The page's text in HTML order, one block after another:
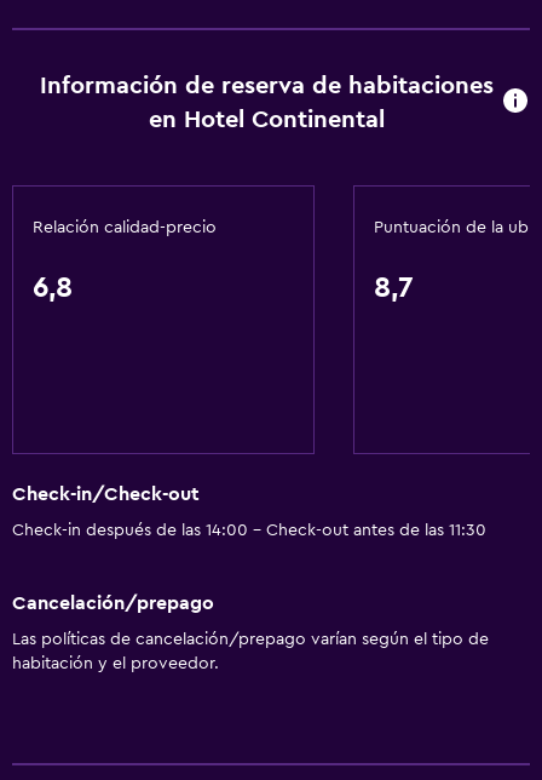
Nevera
La comida se puede entregar en el alojamiento
Servicios y facilidades
Salas de conferencia
Cambio de divisas
Instalaciones para reuniones
Recepción 24 horas
Habitaciones insonorizadas
Información de reserva de habitaciones
en Hotel Continental
Relación calidad-precio
6,8
Puntuación de la
8,7
Check-in/Check-out
Check-in después de las 14:00 - Check-out antes de las 11:30
Cancelación/prepago
Las políticas de cancelación/prepago varían según el tipo de
habitación y el proveedor.